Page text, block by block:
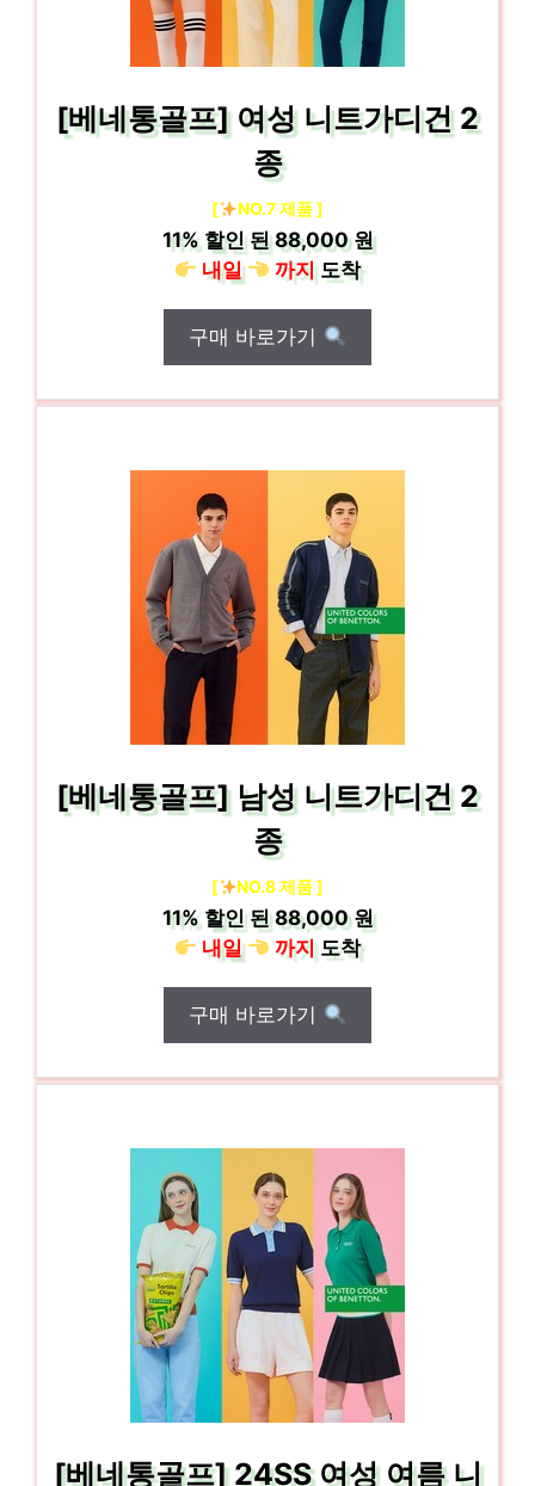
[베네통골프] 여성 니트가디건 2
종
[ NO.7 제품 ]
11%할인 된88,000 원
내일
까지도착
구매 바로가기
[베네통골프] 남성 니트가디건 2
종
[ NO.8 제품 ]
11%할인 된88,000 원
내일
까지도착
구매 바로가기
[베네통골프] 24SS 여성 여름 니